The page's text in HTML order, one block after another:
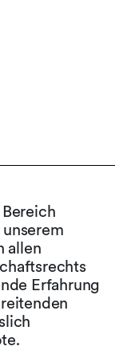
allen
Erfahrung